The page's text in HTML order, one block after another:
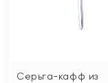
Серьга-кафф из